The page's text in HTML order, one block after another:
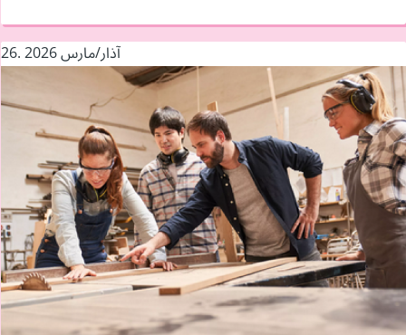
26. آذار/مارس 2026